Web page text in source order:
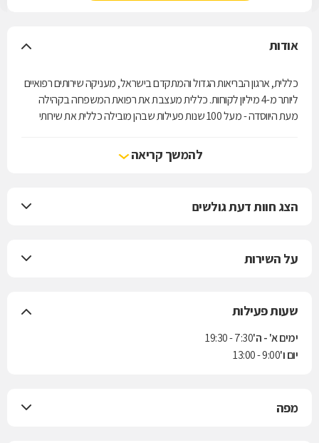
אודות
כללית, ארגון הבריאות הגדול והמתקדם בישראל, מעניקה שירותים רפואיים
ליותר מ-4 מיליון לקוחות. כללית מעצבת את רפואת המשפחה בקהילה
מעת היווסדה - מעל 100 שנות פעילות שבהן מובילה כללית את שירותי
להמשך קריאה
הצג חוות דעת גולשים
על השירות
שעות פעילות
ימים א' - ה'7:30 - 19:30
יום ו'9:00 - 13:00
מפה